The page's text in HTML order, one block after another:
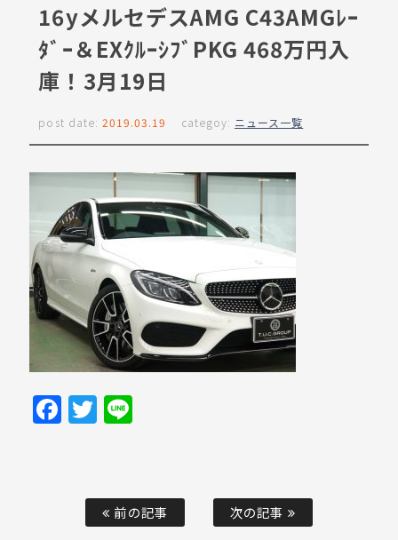
16yメルセデスAMG C43AMGﾚｰ
ﾀﾞｰ＆EXｸﾙｰｼﾌﾞPKG 468万円入
庫！3月19日
post date: 2019.03.19 categoy: ニュース一覧
Facebook
Twitter
前の記事 次の記事